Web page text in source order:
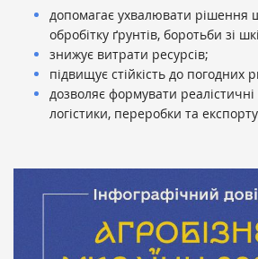
допомагає ухвалювати рішення
обробітку ґрунтів, боротьби зі
знижує витрати ресурсів;
підвищує стійкість до погодних
дозволяє формувати
логістики, переробки та